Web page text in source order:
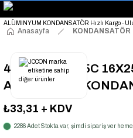
"Saat 14:00'a Kadar Verilen
"Binlerce Ürün Çeşitliliği
"Toptan Fiyatına Perakende
Anasayfa KONDANSATÖR
47UF 450V 105C
ALÜMİNYUM
₺33,31 + KDV
2286 Adet Stokta var, şimdi sipariş ver